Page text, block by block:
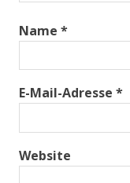
Name *
E-Mail-Adresse *
Website